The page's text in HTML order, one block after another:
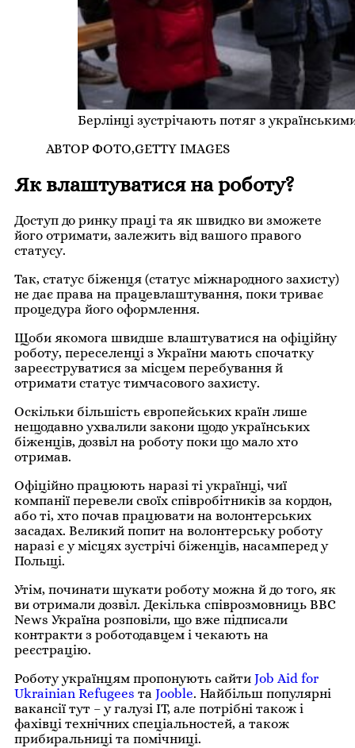
Берлінці зустрічають потяг з
АВТОР ФОТО,GETTY IMAGES
Як влаштуватися на роботу?
Доступ до ринку праці та як швидко ви зможете
його отримати, залежить від вашого правого
статусу.
Так, статус біженця (статус міжнародного захисту)
не дає права на працевлаштування, поки триває
процедура його оформлення.
Щоби якомога швидше влаштуватися на офіційну
роботу, переселенці з України мають спочатку
зареєструватися за місцем перебування й
отримати статус тимчасового захисту.
Оскільки більшість європейських країн лише
нещодавно ухвалили закони щодо українських
біженців, дозвіл на роботу поки що мало хто
отримав.
Офіційно працюють наразі ті українці, чиї
компанії перевели своїх співробітників за кордон,
або ті, хто почав працювати на волонтерських
засадах. Великий попит на волонтерську роботу
наразі є у місцях зустрічі біженців, насамперед у
Польщі.
Утім, починати шукати роботу можна й до того, як
ви отримали дозвіл. Декілька співрозмовниць BBC
News Україна розповіли, що вже підписали
контракти з роботодавцем і чекають на
реєстрацію.
Роботу українцям пропонують сайти Job Aid for
Ukrainian Refugees та Jooble. Найбільш популярні
вакансії тут – у галузі IT, але потрібні також і
фахівці технічних спеціальностей, а також
прибиральниці та помічниці.